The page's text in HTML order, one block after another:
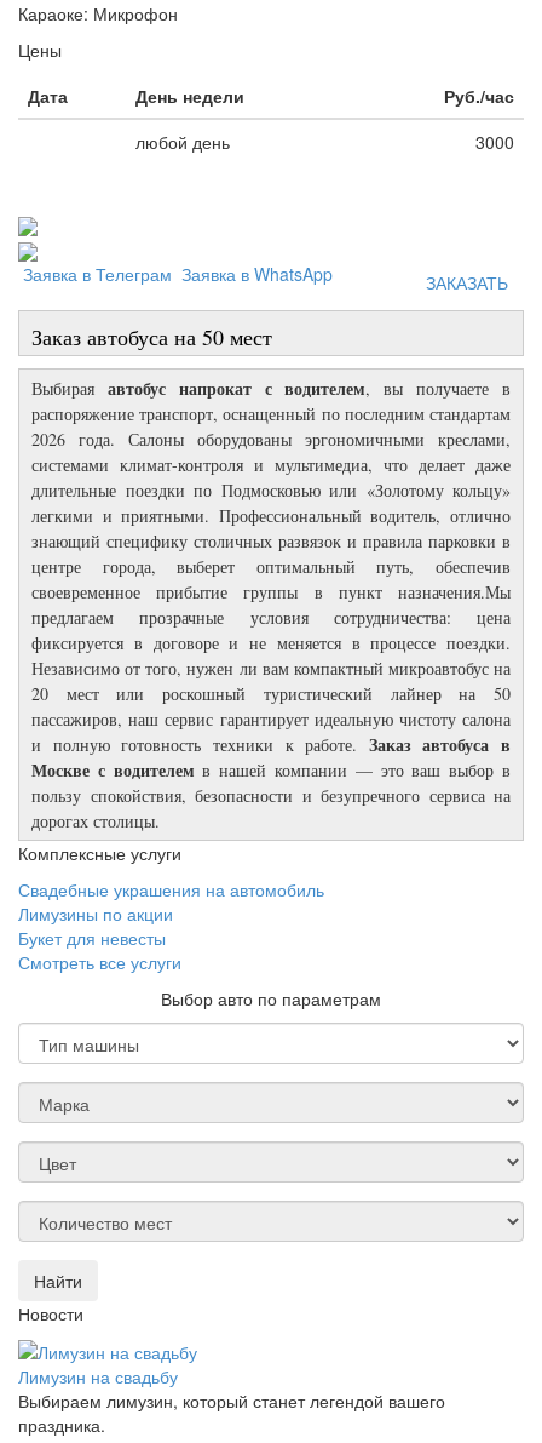
Караоке: Микрофон
Цены
Дата
День недели
Руб./час
любой день
3000
Заявка в Телеграм Заявка в WhatsApp ЗАКАЗАТЬ
Заказ автобуса на 50 мест
Выбирая автобус напрокат с водителем, вы получаете в
распоряжение транспорт, оснащенный по последним стандартам
2026 года. Салоны оборудованы эргономичными креслами,
системами климат-контроля и мультимедиа, что делает даже
длительные поездки по Подмосковью или «Золотому кольцу»
легкими и приятными. Профессиональный водитель, отлично
знающий специфику столичных развязок и правила парковки в
центре города, выберет оптимальный путь, обеспечив
своевременное прибытие группы в пункт назначения.Мы
предлагаем прозрачные условия сотрудничества: цена
фиксируется в договоре и не меняется в процессе поездки.
Независимо от того, нужен ли вам компактный микроавтобус на
20 мест или роскошный туристический лайнер на 50
пассажиров, наш сервис гарантирует идеальную чистоту салона
и полную готовность техники к работе. Заказ автобуса в
Москве с водителем в нашей компании — это ваш выбор в
пользу спокойствия, безопасности и безупречного сервиса на
дорогах столицы.
Комплексные услуги
Свадебные украшения на автомобиль
Лимузины по акции
Букет для невесты
Смотреть все услуги
Выбор авто по параметрам
Найти
Новости
Лимузин на свадьбу
Выбираем лимузин, который станет легендой вашего
праздника.